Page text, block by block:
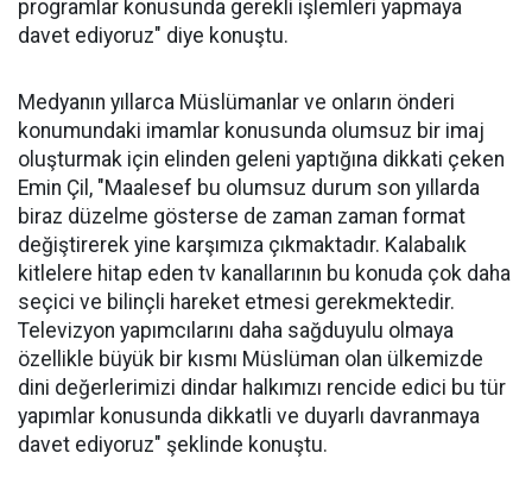
programlar konusunda gerekli işlemleri yapmaya
davet ediyoruz" diye konuştu.
Medyanın yıllarca Müslümanlar ve onların önderi
konumundaki imamlar konusunda olumsuz bir imaj
oluşturmak için elinden geleni yaptığına dikkati çeken
Emin Çil, "Maalesef bu olumsuz durum son yıllarda
biraz düzelme gösterse de zaman zaman format
değiştirerek yine karşımıza çıkmaktadır. Kalabalık
kitlelere hitap eden tv kanallarının bu konuda çok daha
seçici ve bilinçli hareket etmesi gerekmektedir.
Televizyon yapımcılarını daha sağduyulu olmaya
özellikle büyük bir kısmı Müslüman olan ülkemizde
dini değerlerimizi dindar halkımızı rencide edici bu tür
yapımlar konusunda dikkatli ve duyarlı davranmaya
davet ediyoruz" şeklinde konuştu.